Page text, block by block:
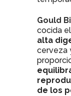
Gould
cocida
alta
cerveza
de los